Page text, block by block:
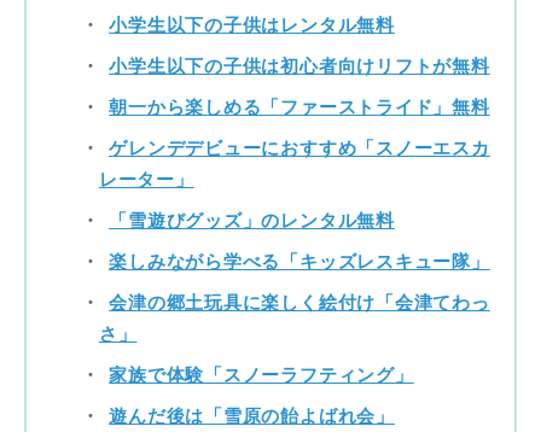
小学生以下の子供はレンタル無料
小学生以下の子供は初心者向けリフトが無料
朝一から楽しめる「ファーストライド」無料
ゲレンデデビューにおすすめ「スノーエスカ
レーター」
「雪遊びグッズ」のレンタル無料
楽しみながら学べる「キッズレスキュー隊」
会津の郷土玩具に楽しく絵付け「会津てわっ
さ」
家族で体験「スノーラフティング」
遊んだ後は「雪原の飴よばれ会」